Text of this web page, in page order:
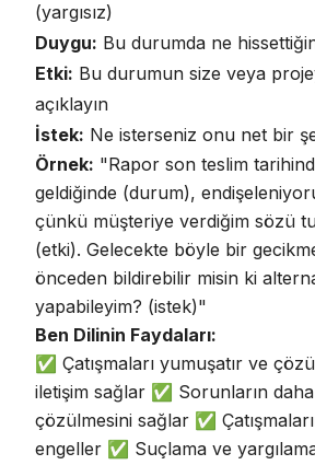
(yargısız)
Duygu: Bu durumda ne
Etki: Bu durumun size veya
açıklayın
İstek: Ne isterseniz onu net bir
Örnek: "Rapor son teslim
geldiğinde (durum),
çünkü müşteriye verdiğim sözü
(etki). Gelecekte böyle bir
önceden bildirebilir misin ki
yapabileyim? (istek)"
Ben Dilinin Faydaları:
✅ Çatışmaları yumuşatır ve
iletişim sağlar ✅ Sorunların
çözülmesini sağlar ✅
engeller ✅ Suçlama ve